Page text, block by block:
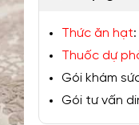
Thức ăn hạt
Thuốc dự
Gói khám
Gói tư vấn